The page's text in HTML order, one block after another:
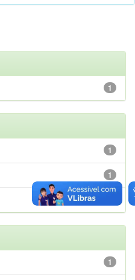
1
1
1
1